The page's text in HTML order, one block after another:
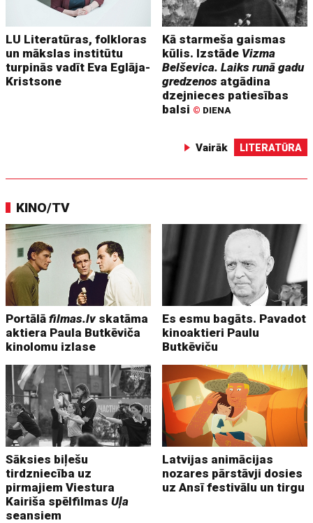
LU Literatūras, folkloras
un mākslas institūtu
turpinās vadīt Eva Eglāja-
Kristsone
Kā starmeša gaismas
kūlis. Izstāde Vizma
Belševica. Laiks runā gadu
gredzenos atgādina
dzejnieces patiesības
balsi © DIENA
Vairāk LITERATŪRA
KINO/TV
Portālāfilmas.lv skatāma
aktiera Paula Butkēviča
kinolomu izlase
Es esmu bagāts. Pavadot
kinoaktieri Paulu
Butkēviču
Sāksies biļešu
tirdzniecība uz
pirmajiem Viestura
Kairiša spēlfilmasUļa
seansiem
Latvijas animācijas
nozares pārstāvji dosies
uz Ansī festivālu un tirgu